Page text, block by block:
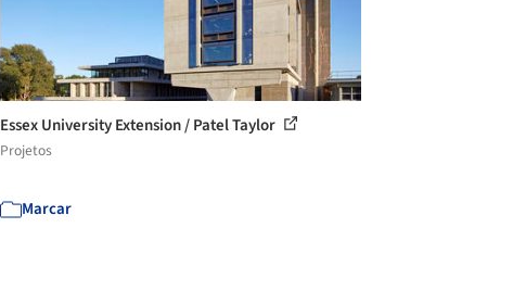
Essex University Extension / Patel Taylor
Projetos
Marcar